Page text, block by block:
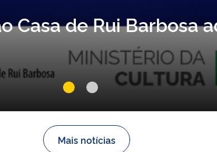
integra
e memória
Mais notícias